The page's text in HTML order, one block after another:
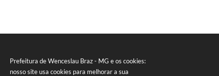
Prefeitura de Wenceslau Braz - MG e os cookies:
nosso site usa cookies para melhorar a sua